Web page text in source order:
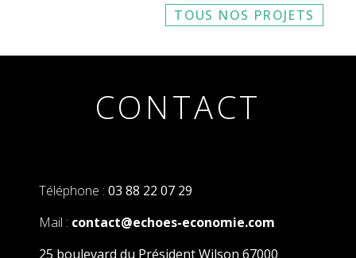
TOUS NOS PROJETS
CONTACT
Téléphone : 03 88 22 07 29
Mail : contact@echoes-economie.com
25 boulevard du Président Wilson 67000